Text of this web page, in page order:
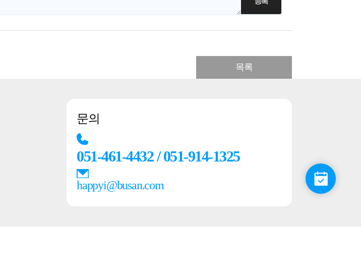
목록
문의
051-461-4432 / 051-914-1325
happyi@busan.com